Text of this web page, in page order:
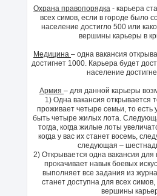
Охрана правопорядка - карьера
всех симов, если в городе было
население достигло 500 или
вершины карьеры в
Медицина – одна вакансия
достигнет 1000. Карьера будет
население
Армия – для данной карьеры
1) Одна вакансия открывается
проживает четыре семьи, то есть
быть четыре жилых лота.
тогда, когда жилые лоты
когда у вас их станет восемь,
следующая –
2) Открывается одна вакансия для
прокачивает навык боевых
выполняет все задания из
станет доступна для всех симов,
вершины